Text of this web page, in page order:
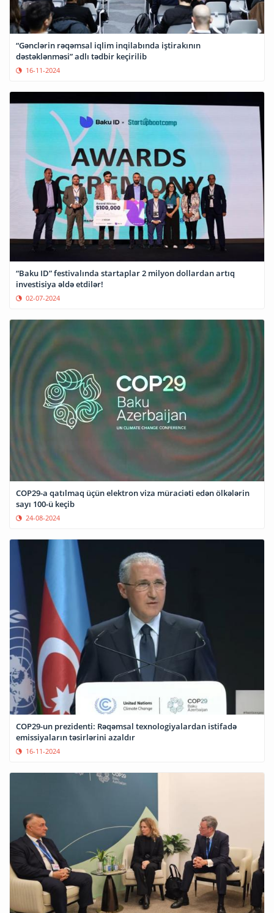
“Gənclərin rəqəmsal iqlim inqilabında iştirakının
dəstəklənməsi” adlı tədbir keçirilib
16-11-2024
“Baku ID” festivalında startaplar 2 milyon dollardan artıq
investisiya əldə etdilər!
02-07-2024
COP29-a qatılmaq üçün elektron viza müraciəti edən ölkələrin
sayı 100-ü keçib
24-08-2024
COP29-un prezidenti: Rəqəmsal texnologiyalardan istifadə
emissiyaların təsirlərini azaldır
16-11-2024